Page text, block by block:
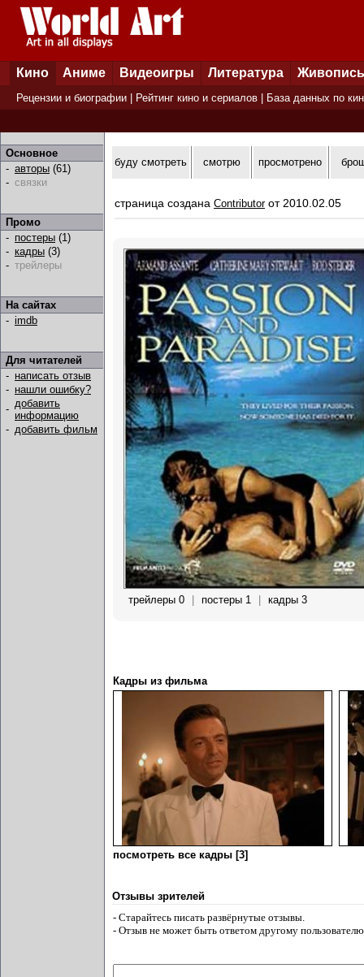
Кино Аниме Видеоигры Литература Живопись
Рецензии и биографии Рейтинг кино и сериалов База данных по
Основное
- авторы (61)
- связки
Промо
- постеры (1)
- кадры (3)
- трейлеры
На сайтах
- imdb
Для читателей
- написать отзыв
- нашли ошибку?
- добавить
информацию
- добавить фильм
буду смотреть смотрю просмотрено
страница создана Contributorот 2010.02.05
трейлеры 0 постеры 1 кадры 3
Кадры из фильма
посмотреть все кадры [3]
Отзывы зрителей
- Старайтесь писать развёрнутые отзывы.
- Отзыв не может быть ответом другому